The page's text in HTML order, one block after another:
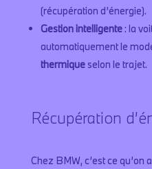
(récupération d’énergie).
Gestion intelligente: la
automatiquement le
thermiqueselon le trajet.
Récupération
Chez BMW, c’est ce qu’on